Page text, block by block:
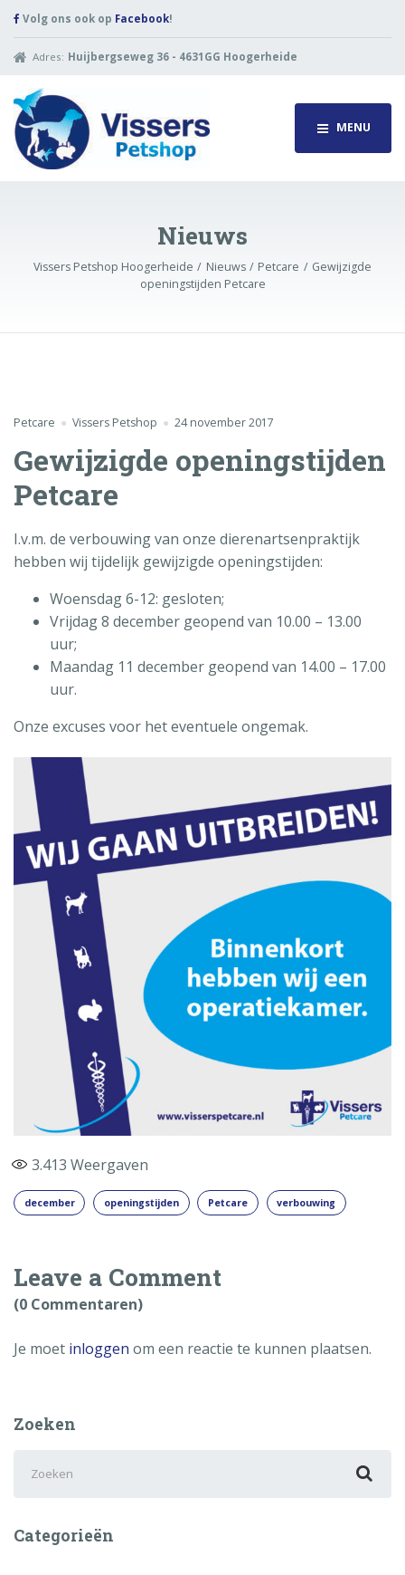
Volg ons ook op Facebook!
Adres: Huijbergseweg 36 - 4631GG Hoogerheide
MENU
Nieuws
Vissers Petshop Hoogerheide Nieuws Petcare
Gewijzigde
openingstijden Petcare
Petcare Vissers Petshop 24 november 2017
Gewijzigde openingstijden
Petcare
I.v.m. de verbouwing van onze dierenartsenpraktijk
hebben wij tijdelijk gewijzigde openingstijden:
Woensdag 6-12: gesloten;
Vrijdag 8 december geopend van 10.00 – 13.00
uur;
Maandag 11 december geopend van 14.00 – 17.00
uur.
Onze excuses voor het eventuele ongemak.
3.413 Weergaven
december openingstijden Petcare verbouwing
Leave a Comment
(0 Commentaren)
Je moet inloggen om een reactie te kunnen plaatsen.
Zoeken
naar:
Categorieën